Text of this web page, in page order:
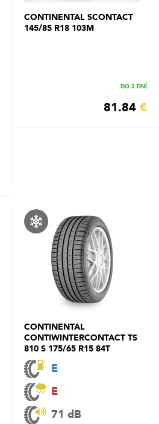
CONTINENTAL SCONTACT
145/85 R18 103M
DO 3 DNÍ
81.84 €
CONTINENTAL
CONTIWINTERCONTACT TS
810 S 175/65 R15 84T
E
E
71 dB